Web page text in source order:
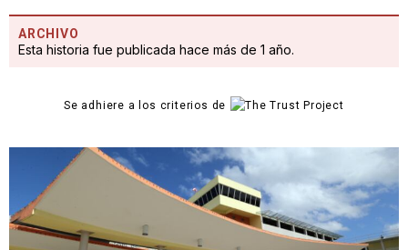
ARCHIVO
Esta historia fue publicada hace más de 1 año.
Se adhiere a los criterios de